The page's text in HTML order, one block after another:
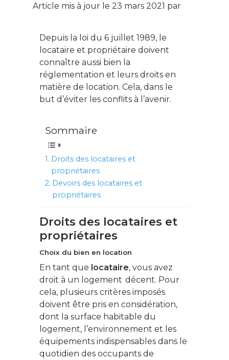
Article mis à jour le 23 mars 2021 par
Depuis la loi du 6 juillet 1989, le
locataire et propriétaire doivent
connaître aussi bien la
réglementation et leurs droits en
matière de location. Cela, dans le
but d’éviter les conflits à l’avenir.
Sommaire
Droits des locataires et
propriétaires
Devoirs des locataires et
propriétaires
Droits des locataires et
propriétaires
Choix du bien en location
En tant que locataire, vous avez
droit à un logement décent. Pour
cela, plusieurs critères imposés
doivent être pris en considération,
dont la surface habitable du
logement, l’environnement et les
équipements indispensables dans le
quotidien des occupants de